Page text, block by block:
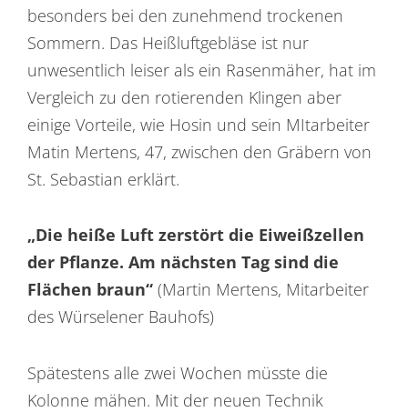
besonders bei den zunehmend trockenen
Sommern. Das Heißluftgebläse ist nur
unwesentlich leiser als ein Rasenmäher, hat im
Vergleich zu den rotierenden Klingen aber
einige Vorteile, wie Hosin und sein MItarbeiter
Matin Mertens, 47, zwischen den Gräbern von
St. Sebastian erklärt.
„Die heiße Luft zerstört die Eiweißzellen
der Pflanze. Am nächsten Tag sind die
Flächen braun“ (Martin Mertens, Mitarbeiter
des Würselener Bauhofs)
Spätestens alle zwei Wochen müsste die
Kolonne mähen. Mit der neuen Technik